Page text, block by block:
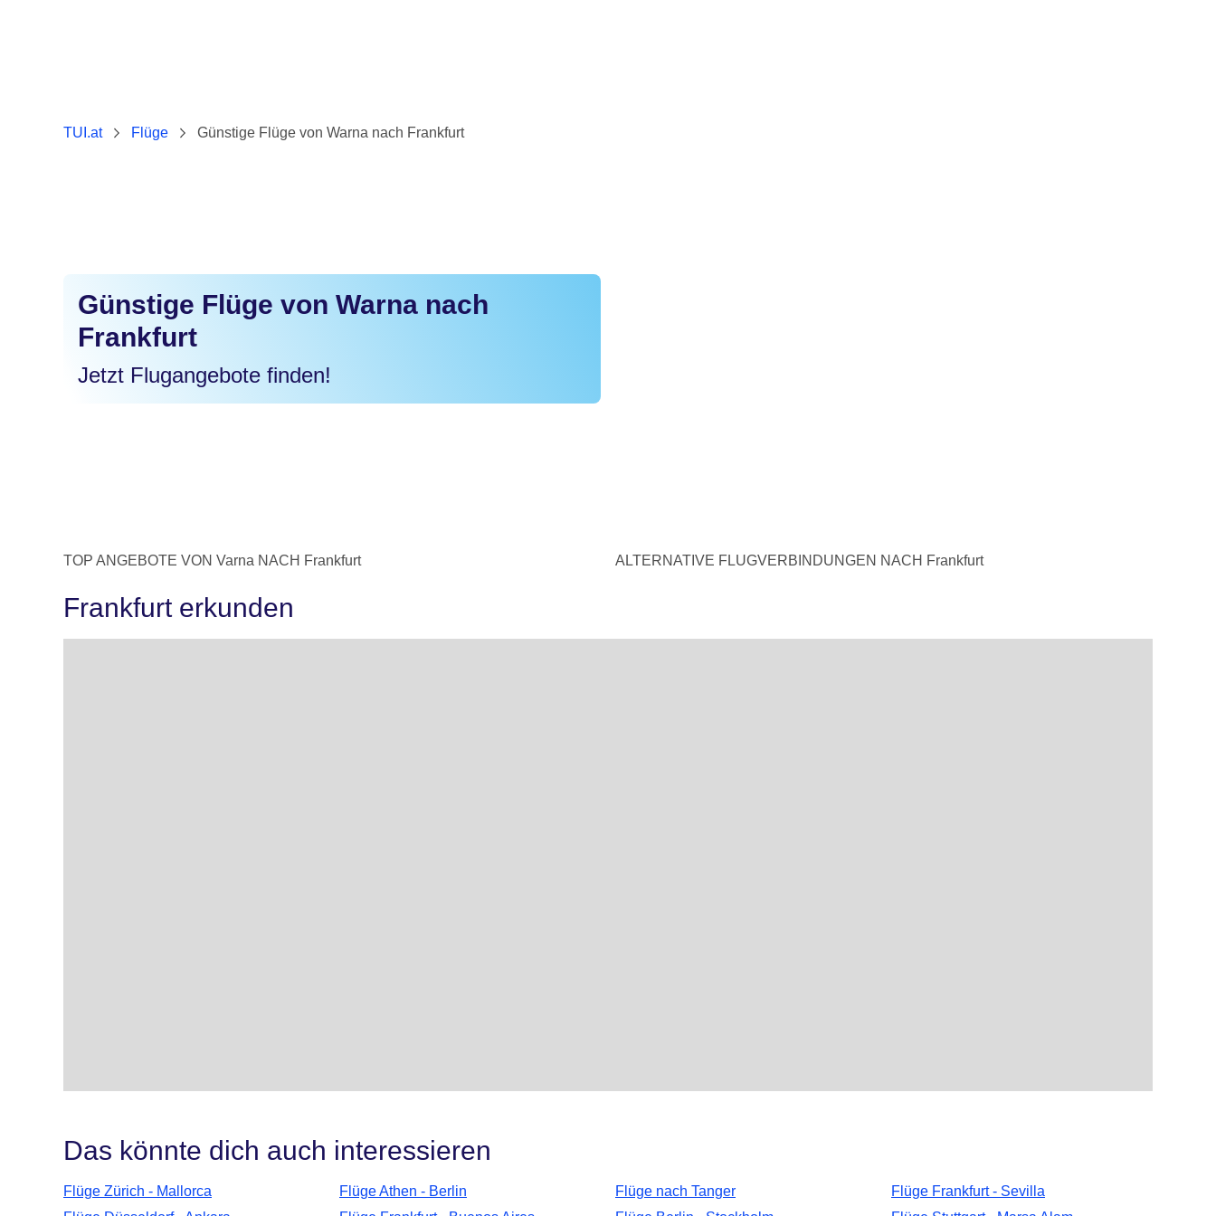
TUI.at Flüge Günstige Flüge von Warna nach Frankfurt
Günstige Flüge von Warna nach
Frankfurt
Jetzt Flugangebote finden!
TOP ANGEBOTE VON Varna NACH Frankfurt ALTERNATIVE FLUGVERBINDUNGEN NACH Frankfurt
Frankfurt erkunden
Das könnte dich auch interessieren
Flüge Zürich - Mallorca Flüge Athen - Berlin Flüge nach Tanger
Flüge Frankfurt - Sevilla